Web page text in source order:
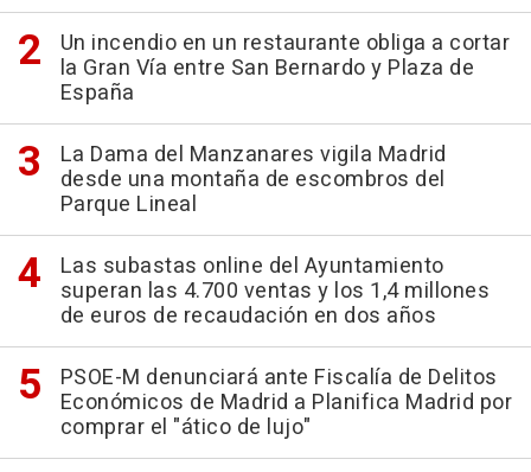
Un incendio en un restaurante obliga a cortar
la Gran Vía entre San Bernardo y Plaza de
España
La Dama del Manzanares vigila Madrid
desde una montaña de escombros del
Parque Lineal
Las subastas online del Ayuntamiento
superan las 4.700 ventas y los 1,4 millones
de euros de recaudación en dos años
PSOE-M denunciará ante Fiscalía de Delitos
Económicos de Madrid a Planifica Madrid por
comprar el "ático de lujo"